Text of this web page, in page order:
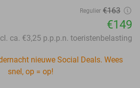
Regulier €163
€149
ca. €3,25 p.p.p.n. toeristenbelasting
nieuwe Social Deals. Wees
snel, op = op!